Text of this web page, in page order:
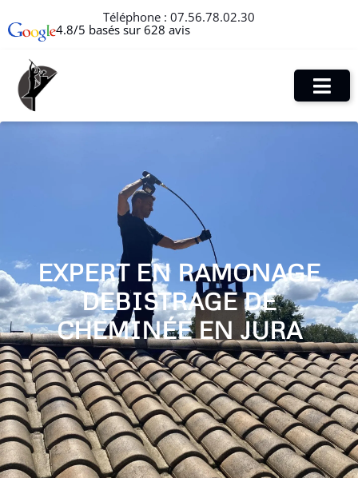
Téléphone : 07.56.78.02.30
4.8/5 basés sur 628 avis
EXPERT EN RAMONAGE
DEBISTRAGE DE
CHEMINÉE EN JURA